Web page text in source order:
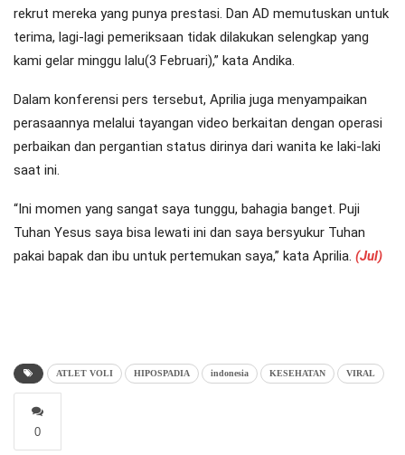
rekrut mereka yang punya prestasi. Dan AD memutuskan untuk
terima, lagi-lagi pemeriksaan tidak dilakukan selengkap yang
kami gelar minggu lalu(3 Februari),” kata Andika.
Dalam konferensi pers tersebut, Aprilia juga menyampaikan
perasaannya melalui tayangan video berkaitan dengan operasi
perbaikan dan pergantian status dirinya dari wanita ke laki-laki
saat ini.
“Ini momen yang sangat saya tunggu, bahagia banget. Puji
Tuhan Yesus saya bisa lewati ini dan saya bersyukur Tuhan
pakai bapak dan ibu untuk pertemukan saya,” kata Aprilia. (Jul)
ATLET VOLI HIPOSPADIA indonesia KESEHATAN VIRAL
0